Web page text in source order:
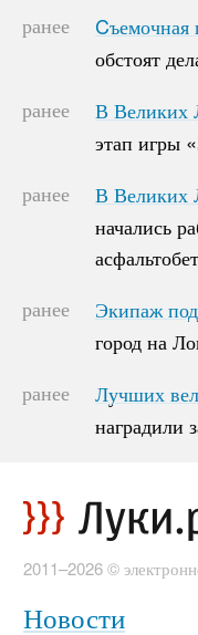
ранее
обстоят
обстоят
ранее
В Великих
этап игры
В Великих
этап игры
ранее
В Великих
начались
В Великих
начались
ранее
Экипаж
город на
Экипаж
город на
ранее
Лучших
наградили
Лучших
наградили
2011–2026 ©
Новости